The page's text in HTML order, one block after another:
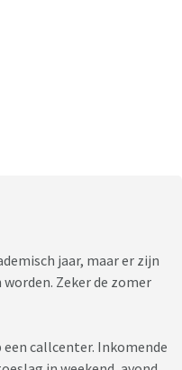
jaar, maar er zijn
Zeker de zomer
callcenter. Inkomende